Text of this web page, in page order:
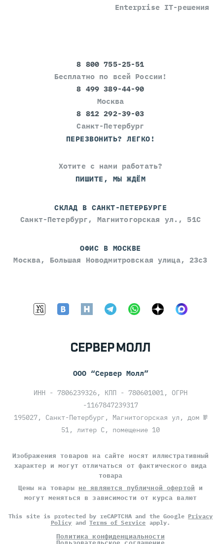
Enterprise IT-решения
8 800 755-25-51
Бесплатно по всей России!
8 499 389-44-90
Москва
8 812 292-39-03
Санкт-Петербург
ПЕРЕЗВОНИТЬ? ЛЕГКО!
Хотите с нами работать?
ПИШИТЕ, МЫ ЖДЁМ
СКЛАД В САНКТ-ПЕТЕРБУРГЕ
Санкт-Петербург, Магнитогорская ул., 51С
ОФИС В МОСКВЕ
Москва, Большая Новодмитровская улица, 23с3
ООО “Сервер Молл”
ИНН - 7806239326, КПП - 780601001, ОГРН
-1167847239317
195027, Санкт-Петербург, Магнитогорская ул, дом №
51, литер С, помещение 10
Изображения товаров на сайте носят иллюстративный
характер и могут отличаться от фактического вида
товара
Цены на товары не являются публичной офертой и
могут меняться в зависимости от курса валют
This site is protected by reCAPTCHA and the Google Privacy
Policy andTerms of Service apply.
Политика конфиденциальности